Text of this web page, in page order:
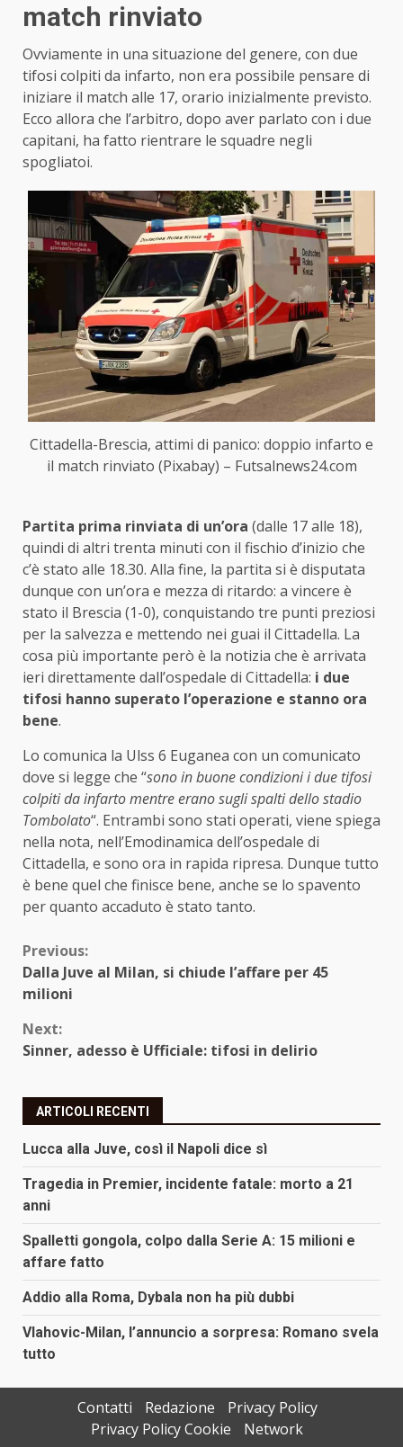
match rinviato
Ovviamente in una situazione del genere, con due
tifosi colpiti da infarto, non era possibile pensare di
iniziare il match alle 17, orario inizialmente previsto.
Ecco allora che l’arbitro, dopo aver parlato con i due
capitani, ha fatto rientrare le squadre negli
spogliatoi.
Cittadella-Brescia, attimi di panico: doppio infarto e
il match rinviato (Pixabay) – Futsalnews24.com
Partita prima rinviata di un’ora (dalle 17 alle 18),
quindi di altri trenta minuti con il fischio d’inizio che
c’è stato alle 18.30. Alla fine, la partita si è disputata
dunque con un’ora e mezza di ritardo: a vincere è
stato il Brescia (1-0), conquistando tre punti preziosi
per la salvezza e mettendo nei guai il Cittadella. La
cosa più importante però è la notizia che è arrivata
ieri direttamente dall’ospedale di Cittadella: i due
tifosi hanno superato l’operazione e stanno ora
bene.
Lo comunica la Ulss 6 Euganea con un comunicato
dove si legge che “sono in buone condizioni i due tifosi
colpiti da infarto mentre erano sugli spalti dello stadio
Tombolato“. Entrambi sono stati operati, viene spiega
nella nota, nell’Emodinamica dell’ospedale di
Cittadella, e sono ora in rapida ripresa. Dunque tutto
è bene quel che finisce bene, anche se lo spavento
per quanto accaduto è stato tanto.
Continue
Reading
Previous:
Dalla Juve al Milan, si chiude l’affare per 45
milioni
Next:
Sinner, adesso è Ufficiale: tifosi in delirio
ARTICOLI RECENTI
Lucca alla Juve, così il Napoli dice sì
Tragedia in Premier, incidente fatale: morto a 21
anni
Spalletti gongola, colpo dalla Serie A: 15 milioni e
affare fatto
Addio alla Roma, Dybala non ha più dubbi
Vlahovic-Milan, l’annuncio a sorpresa: Romano svela
tutto
Contatti Redazione
Privacy Policy
Privacy Policy Cookie
Network